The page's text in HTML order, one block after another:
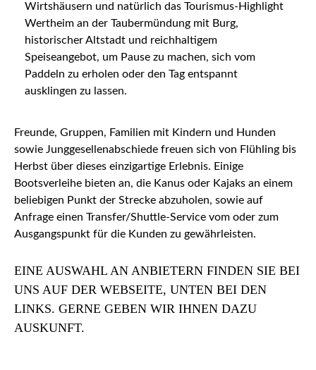
Wirtshäusern und natürlich das Tourismus-Highlight
Wertheim an der Taubermündung mit Burg,
historischer Altstadt und reichhaltigem
Speiseangebot, um Pause zu machen, sich vom
Paddeln zu erholen oder den Tag entspannt
ausklingen zu lassen.
Freunde, Gruppen, Familien mit Kindern und Hunden
sowie Junggesellenabschiede freuen sich von Flühling bis
Herbst über dieses einzigartige Erlebnis. Einige
Bootsverleihe bieten an, die Kanus oder Kajaks an einem
beliebigen Punkt der Strecke abzuholen, sowie auf
Anfrage einen Transfer/Shuttle-Service vom oder zum
Ausgangspunkt für die Kunden zu gewährleisten.
EINE AUSWAHL AN ANBIETERN FINDEN SIE BEI
UNS AUF DER WEBSEITE, UNTEN BEI DEN
LINKS. GERNE GEBEN WIR IHNEN DAZU
AUSKUNFT.